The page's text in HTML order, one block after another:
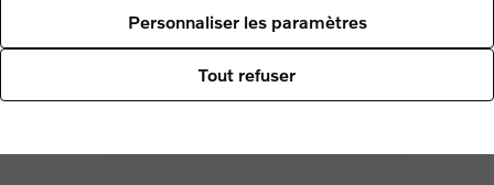
documents de bord (certificat d’immatriculation,
certificat de conformité, certificat d’assurance et
certificat du contrôle technique)
Personnaliser les paramètres
Tout refuser